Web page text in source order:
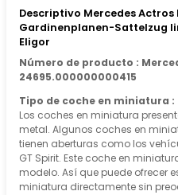
Descriptivo Mercedes Actros
Gardinenplanen-Sattelzug
Eligor
Número de producto :
24695.000000000415
Tipo de coche en miniatura
Los coches en miniatura
metal. Algunos coches en
tienen aberturas como los
GT Spirit. Este coche en
modelo. Así que puede ofrecer
miniatura directamente sin